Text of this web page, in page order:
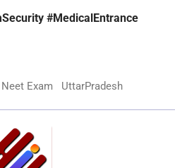
#MedicalEntrance
Neet Exam UttarPradesh